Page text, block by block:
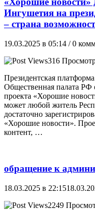
Ингушетия на
– страна
19.03.2025 в 05:14 / 0
316
Президентская
Общественная палата РФ
проекта «Хорошие
может любой житель
достаточно
«Хорошие новости».
контент, …
обращение к
18.03.2025 в 22:15
2249